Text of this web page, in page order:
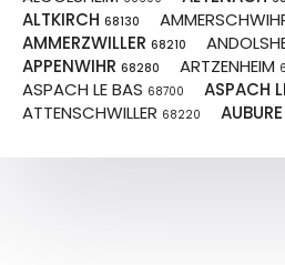
ALTKIRCH 68130
AMMERZWILLER 68210
APPENWIHR 68280 ARTZENHEIM
ASPACH LE BAS 68700 ASPACH
ATTENSCHWILLER 68220 AUBURE